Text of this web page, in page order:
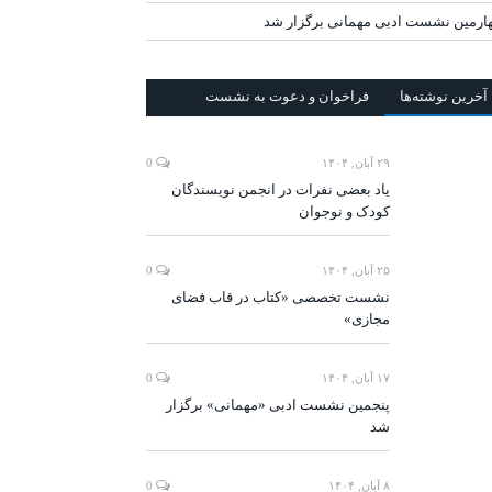
نشست ادبی مهمانی برگزار شد
آخرين‌ نوشته‌ها فراخوان و دعوت به نشست
۲۹ آبان, ۱۴۰۴
یاد بعضی نفرات در انجمن نویسندگان
کودک و نوجوان
۲۵ آبان, ۱۴۰۴
نشست تخصصی «کتاب در قاب فضای
مجازی»
۱۷ آبان, ۱۴۰۴
پنجمین نشست ادبی «مهمانی» برگزار
شد
۸ آبان, ۱۴۰۴